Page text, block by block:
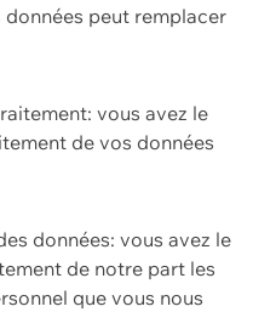
peut remplacer
vous avez le
de vos données
données: vous avez le
de notre part les
que vous nous